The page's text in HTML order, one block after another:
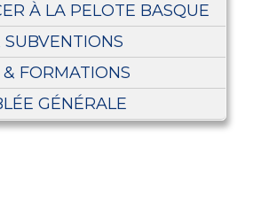
À LA PELOTE BASQUE
& FORMATIONS
GÉNÉRALE